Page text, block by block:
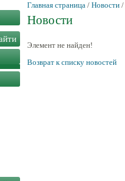
Главная страница / Новости /
Новости
Элемент не найден!
Возврат к списку новостей